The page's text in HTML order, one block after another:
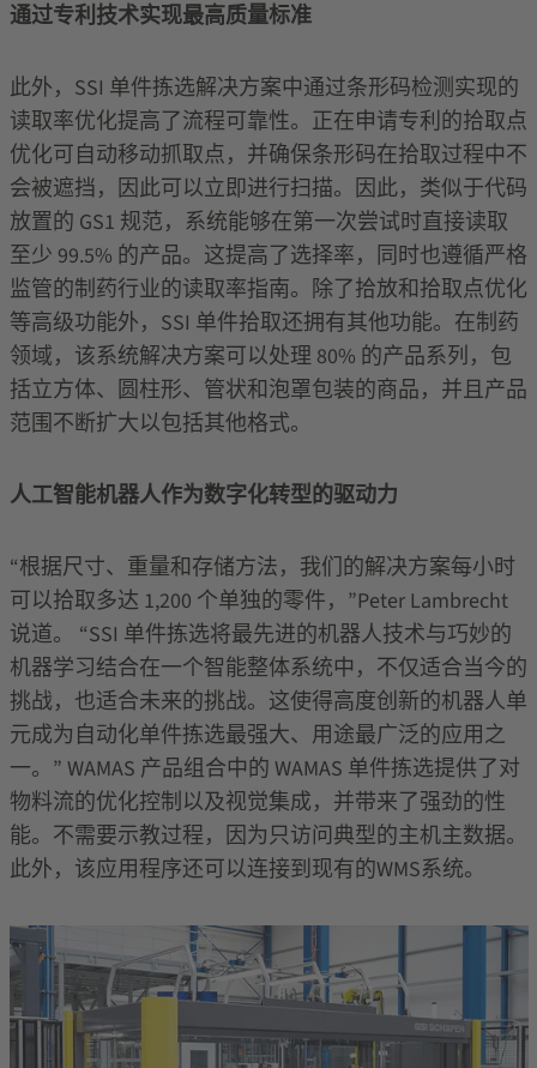
通过专利技术实现最高质量标准
此外，SSI 单件拣选解决方案中通过条形码检测实现的
读取率优化提高了流程可靠性。正在申请专利的拾取点
优化可自动移动抓取点，并确保条形码在拾取过程中不
会被遮挡，因此可以立即进行扫描。因此，类似于代码
放置的 GS1 规范，系统能够在第一次尝试时直接读取
至少 99.5% 的产品。这提高了选择率，同时也遵循严格
监管的制药行业的读取率指南。除了拾放和拾取点优化
等高级功能外，SSI 单件拾取还拥有其他功能。在制药
领域，该系统解决方案可以处理 80% 的产品系列，包
括立方体、圆柱形、管状和泡罩包装的商品，并且产品
范围不断扩大以包括其他格式。
人工智能机器人作为数字化转型的驱动力
“根据尺寸、重量和存储方法，我们的解决方案每小时
可以拾取多达 1,200 个单独的零件，”Peter Lambrecht
说道。 “SSI 单件拣选将最先进的机器人技术与巧妙的
机器学习结合在一个智能整体系统中，不仅适合当今的
挑战，也适合未来的挑战。这使得高度创新的机器人单
元成为自动化单件拣选最强大、用途最广泛的应用之
一。” WAMAS 产品组合中的 WAMAS 单件拣选提供了对
物料流的优化控制以及视觉集成，并带来了强劲的性
能。不需要示教过程，因为只访问典型的主机主数据。
此外，该应用程序还可以连接到现有的WMS系统。